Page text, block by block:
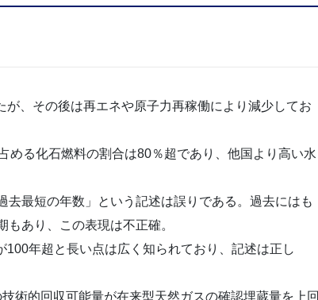
、その後は再エネや原子力再稼働により減少してお
る化石燃料の割合は80％超であり、他国より高い水
最短の年数」という記述は誤りである。過去にはも
あり、この表現は不正確。
年超と長い点は広く知られており、記述は正し
術的回収可能量が在来型天然ガスの確認埋蔵量を上回